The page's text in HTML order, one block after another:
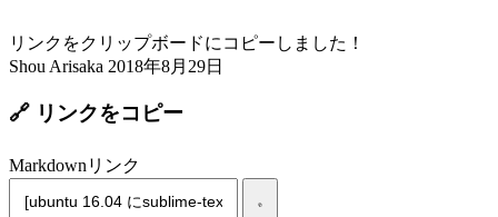
リンクをクリップボードにコピーしました！
Shou Arisaka 2018年8月29日
🔗 リンクをコピー
Markdownリンク